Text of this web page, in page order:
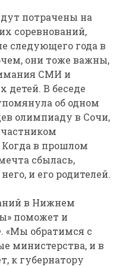
потрачены на
соревнований,
следующего года в
они тоже важны,
СМИ и
детей. В беседе
об одном
олимпиаду в Сочи,
в прошлом
сбылась,
и его родителей.
в Нижнем
поможет и
«Мы обратимся с
министерства, и в
к губернатору